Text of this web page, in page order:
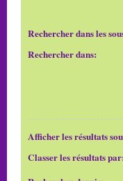
Rechercher dans les
Rechercher dans:
Afficher les résultats
Classer les résultats